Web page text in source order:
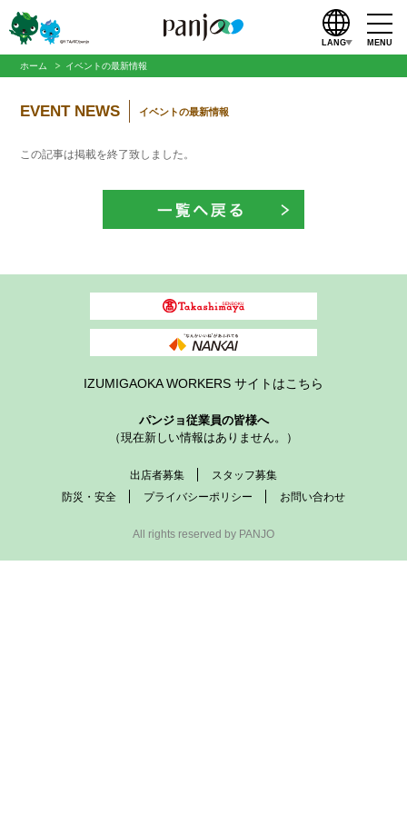
LANG MENU
ホーム イベントの最新情報
EVENT NEWS イベントの最新情報
この記事は掲載を終了致しました。
IZUMIGAOKA WORKERS サイトはこちら
パンジョ従業員の皆様へ
（現在新しい情報はありません。）
出店者募集
スタッフ募集
防災・安全
プライバシーポリシー お問い合わせ
All rights reserved by PANJO